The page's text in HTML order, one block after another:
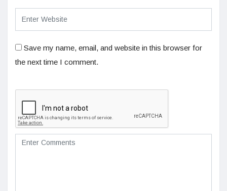
Save my name, email, and website in this browser for
the next time I comment.